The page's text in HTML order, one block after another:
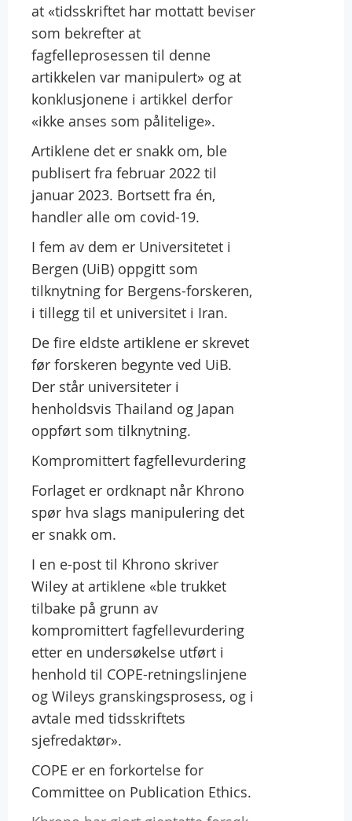
at «tidsskriftet har mottatt beviser
som bekrefter at
fagfelleprosessen til denne
artikkelen var manipulert» og at
konklusjonene i artikkel derfor
«ikke anses som pålitelige».
Artiklene det er snakk om, ble
publisert fra februar 2022 til
januar 2023. Bortsett fra én,
handler alle om covid-19.
I fem av dem er Universitetet i
Bergen (UiB) oppgitt som
tilknytning for Bergens-forskeren,
i tillegg til et universitet i Iran.
De fire eldste artiklene er skrevet
før forskeren begynte ved UiB.
Der står universiteter i
henholdsvis Thailand og Japan
oppført som tilknytning.
Kompromittert fagfellevurdering
Forlaget er ordknapt når Khrono
spør hva slags manipulering det
er snakk om.
I en e-post til Khrono skriver
Wiley at artiklene «ble trukket
tilbake på grunn av
kompromittert fagfellevurdering
etter en undersøkelse utført i
henhold til COPE-retningslinjene
og Wileys granskingsprosess, og i
avtale med tidsskriftets
sjefredaktør».
COPE er en forkortelse for
Committee on Publication Ethics.